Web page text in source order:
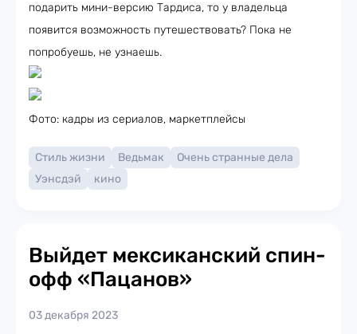
подарить мини-версию Тардиса, то у владельца
появится возможность путешествовать? Пока не
попробуешь, не узнаешь.
Фото: кадры из сериалов, маркетплейсы
Стиль жизни Ведьмак
Очень странные дела
Уэнсдэй
кино
Выйдет мексиканский спин-
офф «Пацанов»
03 декабря 2023